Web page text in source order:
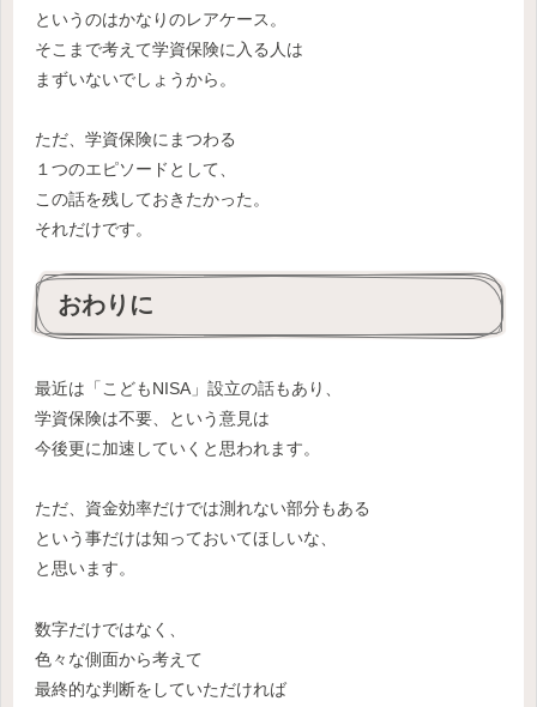
というのはかなりのレアケース。
そこまで考えて学資保険に入る人は
まずいないでしょうから。
ただ、学資保険にまつわる
１つのエピソードとして、
この話を残しておきたかった。
それだけです。
おわりに
最近は「こどもNISA」設立の話もあり、
学資保険は不要、という意見は
今後更に加速していくと思われます。
ただ、資金効率だけでは測れない部分もある
という事だけは知っておいてほしいな、
と思います。
数字だけではなく、
色々な側面から考えて
最終的な判断をしていただければ